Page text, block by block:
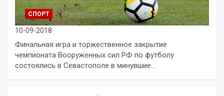
СПОРТ
10-09-2018
Финальная игра и торжественное закрытие
чемпионата Вооруженных сил РФ по футболу
состоялись в Севастополе в минувшие…